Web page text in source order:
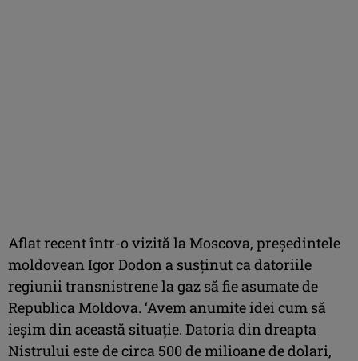
Aflat recent într-o vizită la Moscova, preşedintele
moldovean Igor Dodon a susţinut ca datoriile
regiunii transnistrene la gaz să fie asumate de
Republica Moldova. ‘Avem anumite idei cum să
ieşim din această situaţie. Datoria din dreapta
Nistrului este de circa 500 de milioane de dolari,